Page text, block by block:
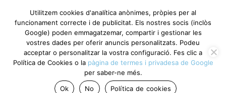
Utilitzem cookies d'analítica anònimes, pròpies per al
funcionament correcte i de publicitat. Els nostres socis (inclòs
Google) poden emmagatzemar, compartir i gestionar les
vostres dades per oferir anuncis personalitzats. Podeu
acceptar o personalitzar la vostra configuració. Fes clic a
Política de Cookies o la pàgina de termes i privadesa de Google
per saber-ne més.
Ok
No Política de cookies